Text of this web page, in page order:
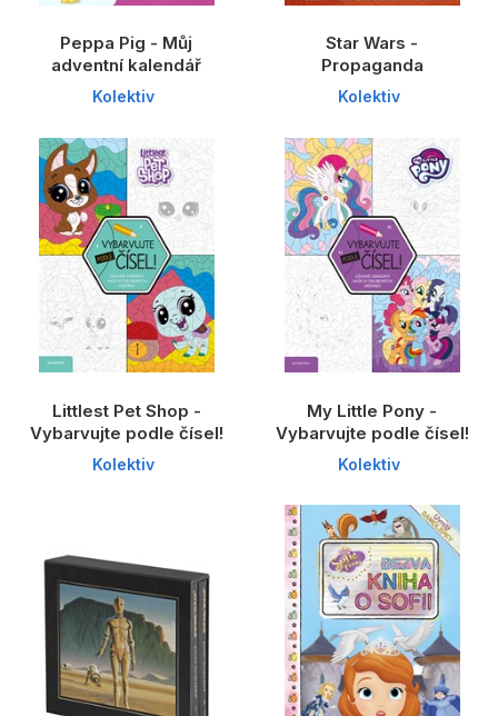
Peppa Pig - Můj
adventní kalendář
Kolektiv
Star Wars -
Propaganda
Kolektiv
Littlest Pet Shop -
Vybarvujte podle čísel!
Kolektiv
My Little Pony -
Vybarvujte podle čísel!
Kolektiv